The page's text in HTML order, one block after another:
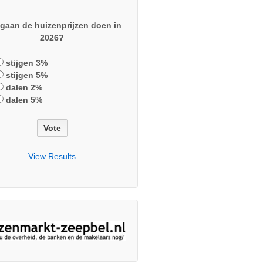
de huizenprijzen doen in
2026?
stijgen 3%
stijgen 5%
dalen 2%
dalen 5%
View Results